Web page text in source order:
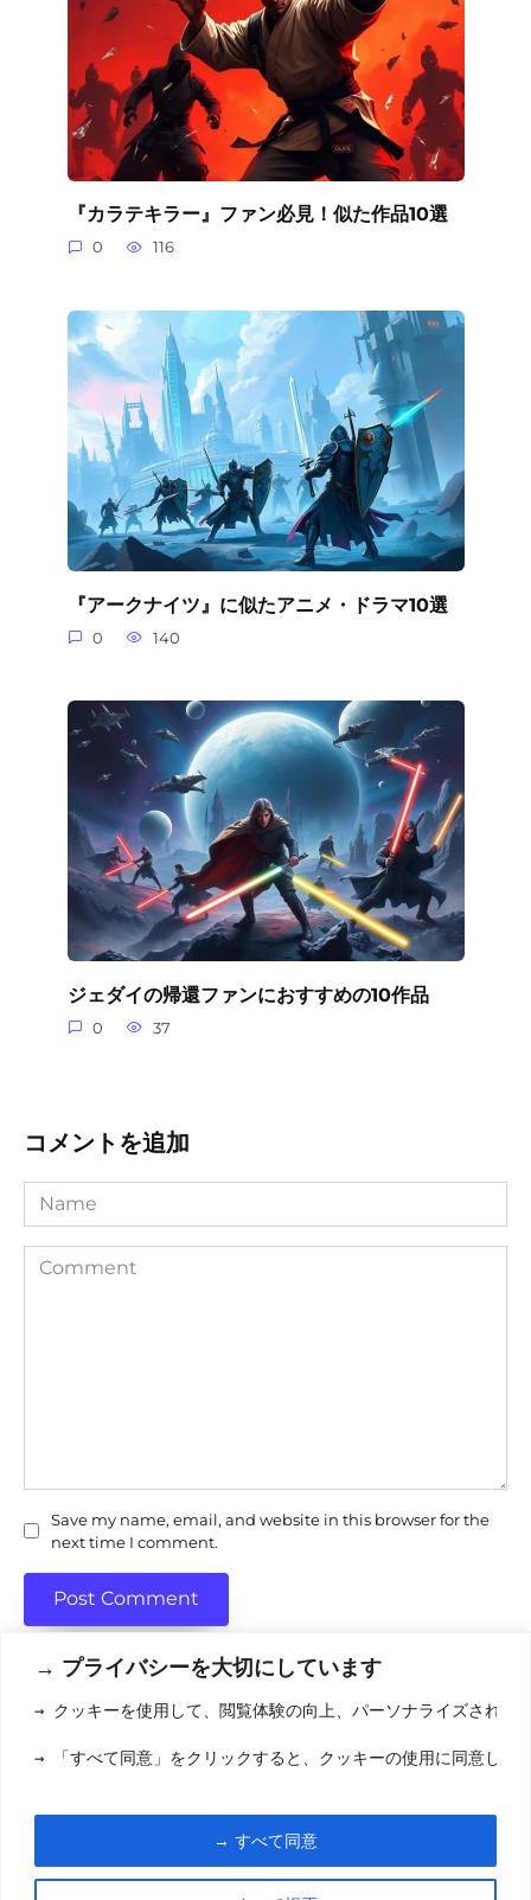
→ プライバシーを大切にしています
→ クッキーを使用して、閲覧体験の向上、パーソナライズされた
→ 「すべて同意」をクリックすると、クッキーの使用に同意した
→ すべて同意
『カラテキラー』ファン必見！似た作品10選
0 116
『アークナイツ』に似たアニメ・ドラマ10選
0 140
ジェダイの帰還ファンにおすすめの10作品
0 37
コメントを追加
Name
Comment
Save my name, email, and website in this browser for the
next time I comment.
利用規約(りようきやく
© 2026 eigamori.com